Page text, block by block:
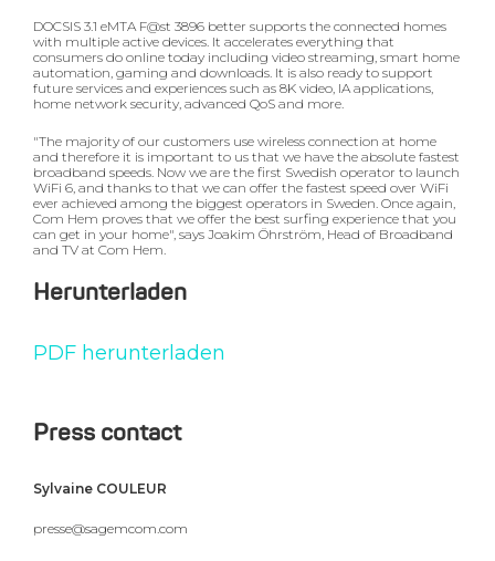
DOCSIS 3.1 eMTA F@st 3896 better supports the connected homes
with multiple active devices. It accelerates everything that
consumers do online today including video streaming, smart home
automation, gaming and downloads. It is also ready to support
future services and experiences such as 8K video, IA applications,
home network security, advanced QoS and more.
"The majority of our customers use wireless connection at home
and therefore it is important to us that we have the absolute fastest
broadband speeds. Now we are the first Swedish operator to launch
WiFi 6, and thanks to that we can offer the fastest speed over WiFi
ever achieved among the biggest operators in Sweden. Once again,
Com Hem proves that we offer the best surfing experience that you
can get in your home", says Joakim Öhrström, Head of Broadband
and TV at Com Hem.
Herunterladen
PDF herunterladen
Press contact
Sylvaine COULEUR
presse@sagemcom.com